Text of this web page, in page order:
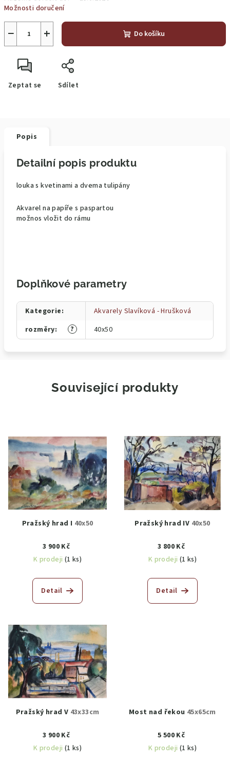
Možnosti doručení
+
− Do košíku
Zeptat se Sdílet
Popis
Detailní popis produktu
louka s kvetinami a dvema tulipány
Akvarel na papíře s paspartou
možnos vložit do rámu
Doplňkové parametry
Kategorie:
Akvarely Slavíková - Hrušková
?
rozměry: 40x50
Související produkty
Pražský hrad I 40x50
3 900 Kč
K prodeji (1 ks)
Detail
Pražský hrad IV 40x50
3 800 Kč
K prodeji (1 ks)
Detail
Pražský hrad V 43x33cm
3 900 Kč
K prodeji (1 ks)
Most nad řekou 45x65cm
5 500 Kč
K prodeji (1 ks)